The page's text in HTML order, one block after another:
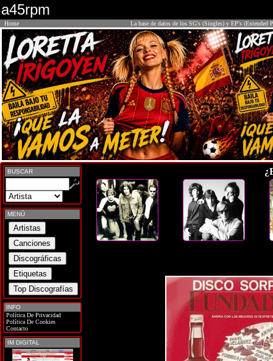
a45rpm
Home La base de datos de los SG's (Singles) y EP's (Extended
BUSCAR
MENÚ
INFO
Política De Privacidad
Política De Cookies
Contacto
IM DIGITAL